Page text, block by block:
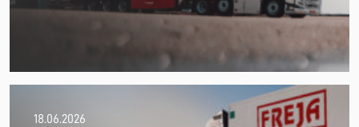
18.06.2026